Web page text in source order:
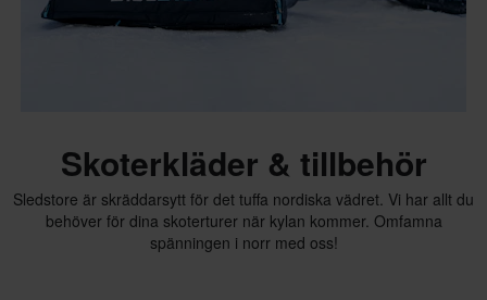
Skoterkläder & tillbehör
Sledstore är skräddarsytt för det tuffa nordiska vädret. Vi har allt du
behöver för dina skoterturer när kylan kommer. Omfamna
spänningen i norr med oss!